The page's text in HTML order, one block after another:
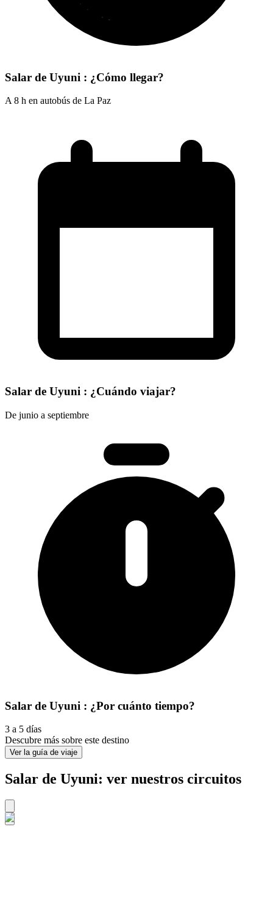
Salar de Uyuni : ¿Cómo llegar?
A 8 h en autobús de La Paz
Salar de Uyuni : ¿Cuándo viajar?
De junio a septiembre
Salar de Uyuni : ¿Por cuánto tiempo?
3 a 5 días
Descubre más sobre este destino
Ver la guía de viaje
Salar de Uyuni: ver nuestros circuitos